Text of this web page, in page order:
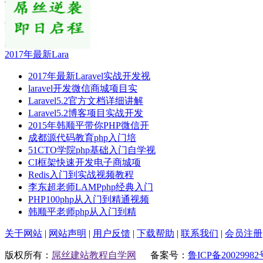
2017年最新Lara
2017年最新Laravel实战开发视
laravel开发微信商城项目实
Laravel5.2官方文档详细讲解
Laravel5.2博客项目实战开发
2015年韩顺平带你PHP微信开
成都源代码教育php入门培
51CTO学院php基础入门自学视
CI框架快速开发电子商城项
Redis入门到实战视频教程
李东超老师LAMPphp经典入门
PHP100php从入门到精通视频
韩顺平老师php从入门到精
关于网站 | 网站声明 | 用户反馈 | 下载帮助 | 联系我们 | 会员注册
版权所有： 屌丝建站教程自学网 备案号： 鲁ICP备20029982